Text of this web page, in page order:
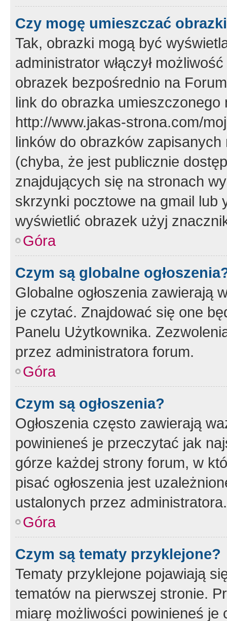
Czy mogę umieszczać
Tak, obrazki mogą być
administrator włączył
obrazek bezpośrednio na
link do obrazka
http://www.jakas-strona.com/
linków do obrazków
(chyba, że jest publicznie
znajdujących się na stronach
skrzynki pocztowe na gmail lub
wyświetlić obrazek użyj
Góra
Czym są globalne
Globalne ogłoszenia zawierają
je czytać. Znajdować się one
Panelu Użytkownika.
przez administratora forum.
Góra
Czym są ogłoszenia?
Ogłoszenia często zawierają
powinieneś je przeczytać jak
górze każdej strony forum, w
pisać ogłoszenia jest
ustalonych przez administratora.
Góra
Czym są tematy przyklejone?
Tematy przyklejone pojawiają
tematów na pierwszej stronie.
miarę możliwości powinieneś je